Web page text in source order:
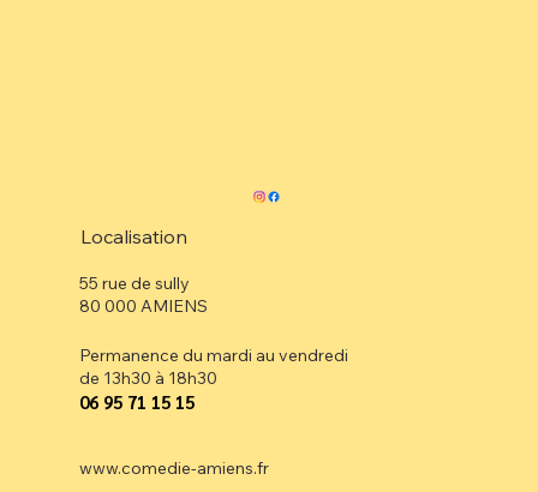
Localisation
55 rue de sully
80 000 AMIENS
Permanence du mardi au vendredi
de 13h30 à 18h30
⁠06 95 71 15 15
www.comedie-amiens.fr